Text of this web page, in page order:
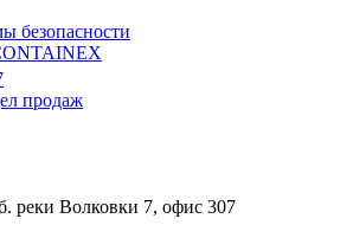
безопасности
продаж
реки Волковки 7, офис 307